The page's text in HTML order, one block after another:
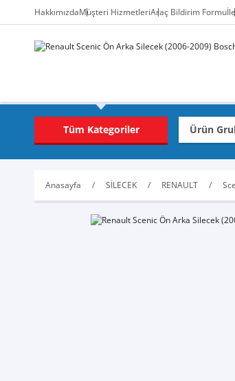
HakkımızdaMüşteri HizmetleriAraç Bildirim Formu
Tüm Kategoriler
Anasayfa SİLECEK RENAULT